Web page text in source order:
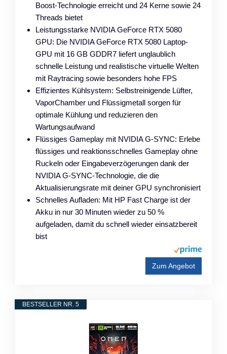
Boost-Technologie erreicht und 24 Kerne sowie 24
Threads bietet
Leistungsstarke NVIDIA GeForce RTX 5080
GPU: Die NVIDIA GeForce RTX 5080 Laptop-
GPU mit 16 GB GDDR7 liefert unglaublich
schnelle Leistung und realistische virtuelle Welten
mit Raytracing sowie besonders hohe FPS
Effizientes Kühlsystem: Selbstreinigende Lüfter,
VaporChamber und Flüssigmetall sorgen für
optimale Kühlung und reduzieren den
Wartungsaufwand
Flüssiges Gameplay mit NVIDIA G-SYNC: Erlebe
flüssiges und reaktionsschnelles Gameplay ohne
Ruckeln oder Eingabeverzögerungen dank der
NVIDIA G-SYNC-Technologie, die die
Aktualisierungsrate mit deiner GPU synchronisiert
Schnelles Aufladen: Mit HP Fast Charge ist der
Akku in nur 30 Minuten wieder zu 50 %
aufgeladen, damit du schnell wieder einsatzbereit
bist
Zum Angebot
BESTSELLER NR. 5